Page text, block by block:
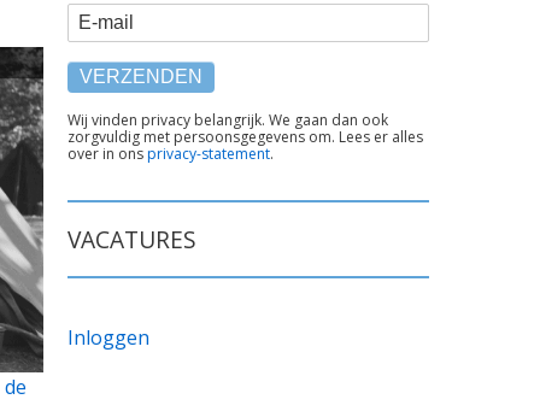
E-mail
TEKST
ONDER
FORMULIER
Wij vinden privacy belangrijk. We gaan dan ook
zorgvuldig met persoonsgegevens om. Lees er alles
over in onsprivacy-statement.
VACATURES
Inloggen